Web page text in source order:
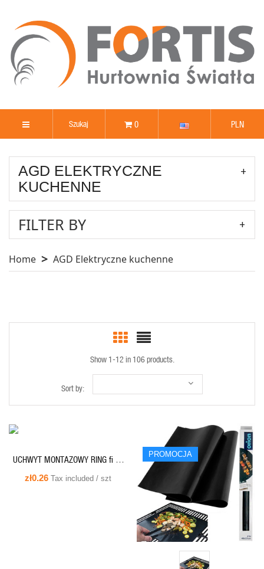
0 PLN
AGD ELEKTRYCZNE
KUCHENNE
FILTER BY
Home AGD Elektryczne kuchenne
Show 1-12 in 106 products.
Sort by:
SALE
QUICK VIEW
UCHWYT MONTAZOWY RING fi 20
Montaż rur PCV, Peschel dł. kołka -
zł0.26 Tax included / szt
PROMOCJA
QUICK VIEW